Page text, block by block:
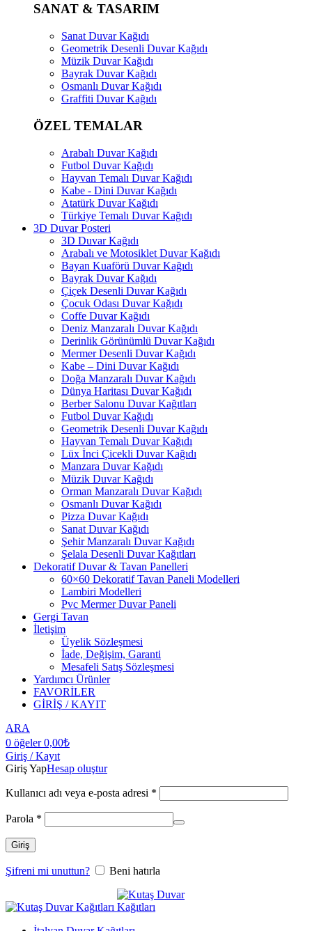
SANAT & TASARIM
Sanat Duvar Kağıdı
Geometrik Desenli Duvar Kağıdı
Müzik Duvar Kağıdı
Bayrak Duvar Kağıdı
Osmanlı Duvar Kağıdı
Graffiti Duvar Kağıdı
ÖZEL TEMALAR
Arabalı Duvar Kağıdı
Futbol Duvar Kağıdı
Hayvan Temalı Duvar Kağıdı
Kabe - Dini Duvar Kağıdı
Atatürk Duvar Kağıdı
Türkiye Temalı Duvar Kağıdı
3D Duvar Posteri
3D Duvar Kağıdı
Arabalı ve Motosiklet Duvar Kağıdı
Bayan Kuaförü Duvar Kağıdı
Bayrak Duvar Kağıdı
Çiçek Desenli Duvar Kağıdı
Çocuk Odası Duvar Kağıdı
Coffe Duvar Kağıdı
Deniz Manzaralı Duvar Kağıdı
Derinlik Görünümlü Duvar Kağıdı
Mermer Desenli Duvar Kağıdı
Kabe – Dini Duvar Kağıdı
Doğa Manzaralı Duvar Kağıdı
Dünya Haritası Duvar Kağıdı
Berber Salonu Duvar Kağıtları
Futbol Duvar Kağıdı
Geometrik Desenli Duvar Kağıdı
Hayvan Temalı Duvar Kağıdı
Lüx İnci Çicekli Duvar Kağıdı
Manzara Duvar Kağıdı
Müzik Duvar Kağıdı
Orman Manzaralı Duvar Kağıdı
Osmanlı Duvar Kağıdı
Pizza Duvar Kağıdı
Sanat Duvar Kağıdı
Şehir Manzaralı Duvar Kağıdı
Şelala Desenli Duvar Kağıtları
Dekoratif Duvar & Tavan Panelleri
60×60 Dekoratif Tavan Paneli Modelleri
Lambiri Modelleri
Pvc Mermer Duvar Paneli
Gergi Tavan
İletişim
Üyelik Sözleşmesi
İade, Değişim, Garanti
Mesafeli Satış Sözleşmesi
Yardımcı Ürünler
FAVORİLER
GİRİŞ / KAYIT
ARA
0 öğeler 0,00₺
Giriş / Kayıt
Giriş YapHesap oluştur
Kullanıcı adı veya e-posta adresi *
Parola *
Giriş
Şifreni mi unuttun? Beni hatırla